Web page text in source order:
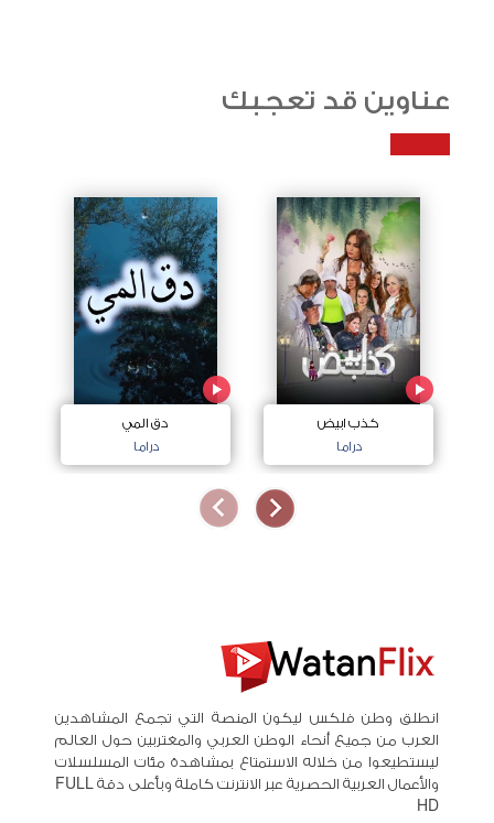
عناوين قد تعجبك
كذب ابيض
دراما
دق المي
دراما
انطلق وطن فلكس ليكون المنصة التي تجمع المشاهدين
العرب من جميع أنحاء الوطن العربي والمغتربين حول العالم
ليستطيعوا من خلاله الاستمتاع بمشاهدة مئات المسلسلات
والأعمال العربية الحصرية عبر الانترنت كاملة وبأعلى دقة FULL
HD